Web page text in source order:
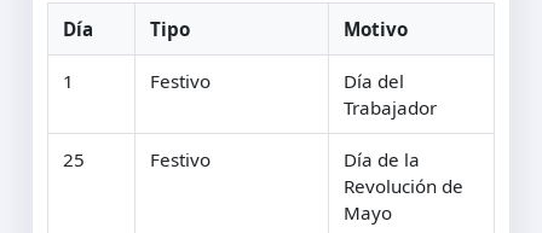
Día Tipo Motivo
1 Festivo
Día del
Trabajador
25 Festivo
Día de la
Revolución de
Mayo